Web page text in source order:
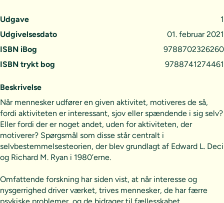
Udgave
1
Udgivelsesdato
01. februar 2021
ISBN iBog
9788702326260
ISBN trykt bog
9788741274461
Beskrivelse
Når mennesker udfører en given aktivitet, motiveres de så,
fordi aktiviteten er interessant, sjov eller spændende i sig selv?
Eller fordi der er noget andet, uden for aktiviteten, der
motiverer? Spørgsmål som disse står centralt i
selvbestemmelsesteorien, der blev grundlagt af Edward L. Deci
og Richard M. Ryan i 1980’erne.
Omfattende forskning har siden vist, at når interesse og
nysgerrighed driver værket, trives mennesker, de har færre